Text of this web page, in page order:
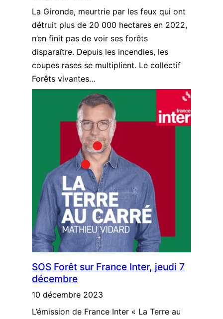
La Gironde, meurtrie par les feux qui ont
détruit plus de 20 000 hectares en 2022,
n’en finit pas de voir ses forêts
disparaître. Depuis les incendies, les
coupes rases se multiplient. Le collectif
Forêts vivantes…
SOS Forêt sur France Inter, jeudi 7
décembre
10 décembre 2023
L’émission de France Inter « La Terre au